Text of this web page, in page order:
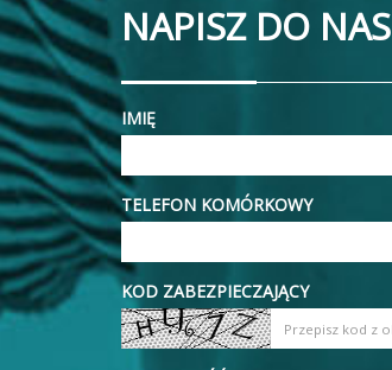
NAPISZ DO NAS
IMIĘ
TELEFON KOMÓRKOWY
KOD ZABEZPIECZAJĄCY